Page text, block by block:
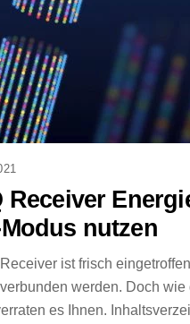
Receiver
nutzen
ist frisch
werden. Doch
es Ihnen.